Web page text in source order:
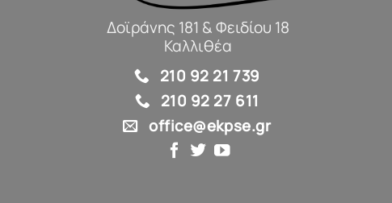
Δοϊράνης 181 & Φειδίου 18
Καλλιθέα
210 92 21 739
210 92 27 611
office@ekpse.gr